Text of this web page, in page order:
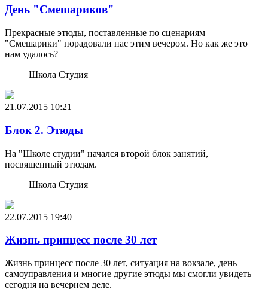
День "Смешариков"
Прекрасные этюды, поставленные по сценариям
"Смешарики" порадовали нас этим вечером. Но как же это
нам удалось?
Школа Студия
21.07.2015 10:21
Блок 2. Этюды
На "Школе студии" начался второй блок занятий,
посвященный этюдам.
Школа Студия
22.07.2015 19:40
Жизнь принцесс после 30 лет
Жизнь принцесс после 30 лет, ситуация на вокзале, день
самоуправления и многие другие этюды мы смогли увидеть
сегодня на вечернем деле.